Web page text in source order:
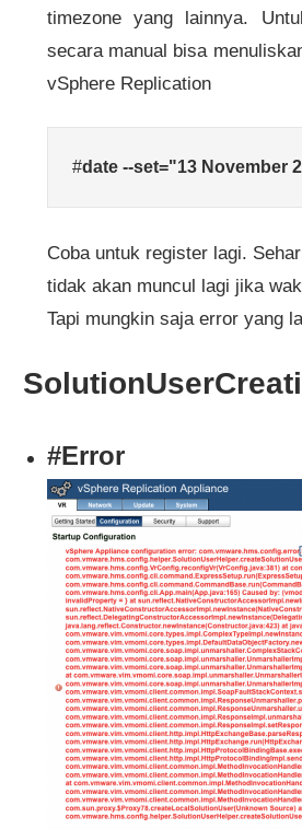
timezone yang lainnya.
secara manual bisa
vSphere Replication
#date --set="13 November
Coba untuk register lagi.
tidak akan muncul lagi jika
Tapi mungkin saja error yang
#Error